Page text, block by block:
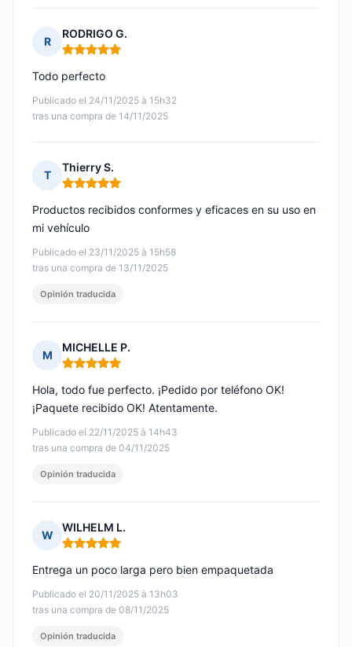
R
RODRIGO G.
Nota: 5 de 5
Publicado el 24/11/2025 à 15h32
tras una compra de 14/11/2025
Todo perfecto
T
Thierry S.
Nota: 5 de 5
Publicado el 23/11/2025 à 15h58
tras una compra de 13/11/2025
Productos recibidos conformes y eficaces en su uso en
mi vehículo
Opinión traducida
M
MICHELLE P.
Nota: 5 de 5
Publicado el 22/11/2025 à 14h43
tras una compra de 04/11/2025
Hola, todo fue perfecto. ¡Pedido por teléfono OK!
¡Paquete recibido OK! Atentamente.
Opinión traducida
W
WILHELM L.
Nota: 5 de 5
Publicado el 20/11/2025 à 13h03
tras una compra de 08/11/2025
Entrega un poco larga pero bien empaquetada
Opinión traducida